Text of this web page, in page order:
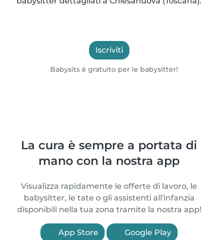
Iscriviti
Babysits è gratuito per le babysitter!
La cura è sempre a portata di
mano con la nostra app
Visualizza rapidamente le offerte di lavoro, le
babysitter, le tate o gli assistenti all'infanzia
disponibili nella tua zona tramite la nostra app!
App Store Google Play